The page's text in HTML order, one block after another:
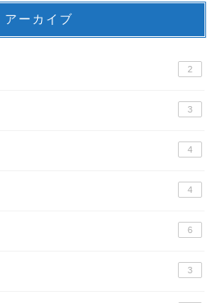
アーカイブ
2
3
4
4
6
3